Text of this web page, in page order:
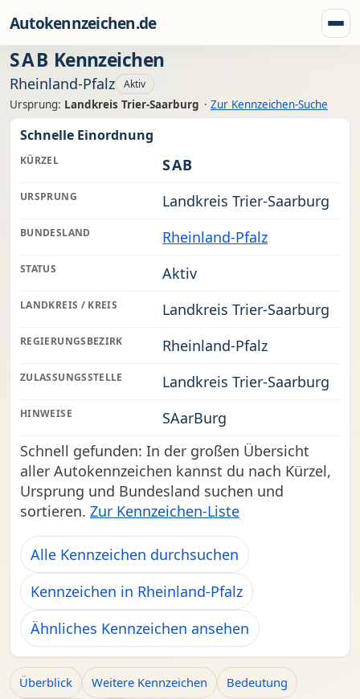
Autokennzeichen.de
SAB Kennzeichen
Rheinland-Pfalz Aktiv
Ursprung: Landkreis Trier-Saarburg · Zur Kennzeichen-Suche
Schnelle Einordnung
KÜRZEL SAB
URSPRUNG Landkreis Trier-Saarburg
BUNDESLAND Rheinland-Pfalz
STATUS Aktiv
LANDKREIS / KREIS Landkreis Trier-Saarburg
REGIERUNGSBEZIRK Rheinland-Pfalz
ZULASSUNGSSTELLE Landkreis Trier-Saarburg
HINWEISE
SAarBurg
Schnell gefunden: In der großen Übersicht
aller Autokennzeichen kannst du nach Kürzel,
Ursprung und Bundesland suchen und
sortieren. Zur Kennzeichen-Liste
Alle Kennzeichen durchsuchen
Kennzeichen in Rheinland-Pfalz
Ähnliches Kennzeichen ansehen
Überblick Weitere Kennzeichen
Bedeutung